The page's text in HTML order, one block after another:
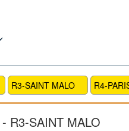
R3-SAINT MALO R4-
- R3-SAINT MALO